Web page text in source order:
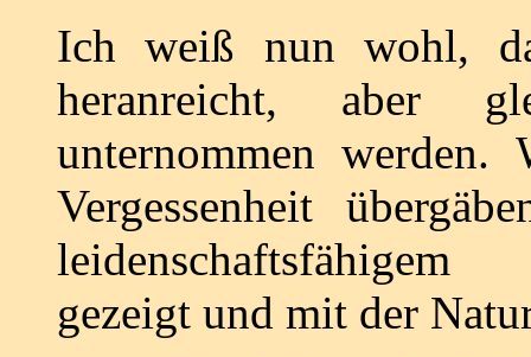
Ich weiß nun wohl,
heranreicht, aber
unternommen werden.
Vergessenheit
gezeigt und mit der